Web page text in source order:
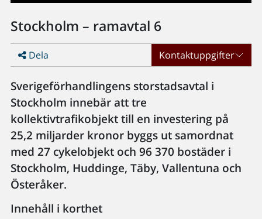
Stockholm – ramavtal 6
Dela Kontaktuppgifter
Sverigeförhandlingens storstadsavtal i
Stockholm innebär att tre
kollektivtrafikobjekt till en investering på
25,2 miljarder kronor byggs ut samordnat
med 27 cykelobjekt och 96 370 bostäder i
Stockholm, Huddinge, Täby, Vallentuna och
Österåker.
Innehåll i korthet